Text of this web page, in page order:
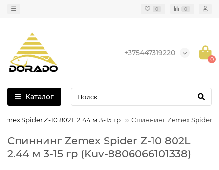
0 0
+375447319220
0
Каталог
Spider Z-10 802L 2.44 м 3-15 гр Спиннинг Zemex Spider
Спиннинг Zemex Spider Z-10 802L
2.44 м 3-15 гр (Kuv-8806066101338)